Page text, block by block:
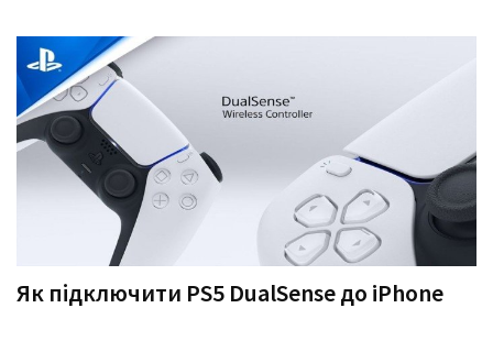
Як підключити PS5 DualSense до iPhone